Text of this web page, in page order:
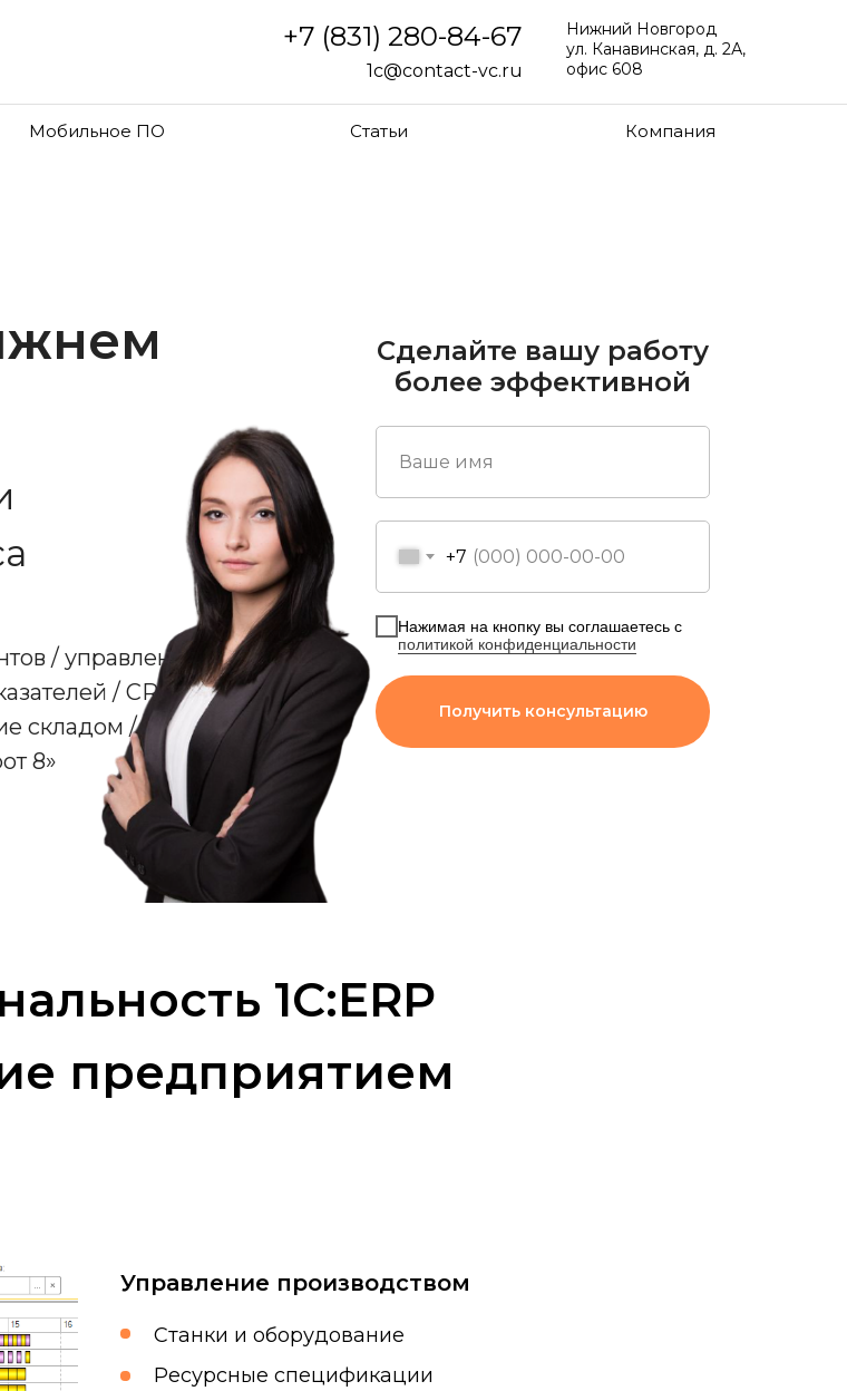
Нижний Новгород
ул. Канавинская, д. 2А,
офис 608
+7 (831) 280-84-67
1c@contact-vc.ru
Статьи Компания
Мобильное ПО
/ управление
/ CRM /
складом /
8»
+7
Нажимая на кнопку вы соглашаетесь с
политикой конфиденциальности
Получить консультацию
Сделайте вашу работу
более эффективной
1С:ERP
предприятием
Станки и оборудование
Ресурсные спецификации
Управление производством